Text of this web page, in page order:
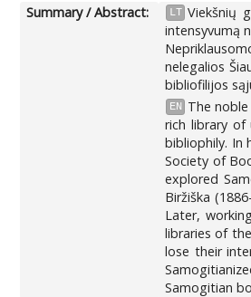
Summary / Abstract: LT Viekšnių
intensyvumą
nelegalios
bibliofilijos
EN
The
rich library of
bibliophily. In
Society of
explored
Biržiška
Later,
libraries of
lose their
Samogitian